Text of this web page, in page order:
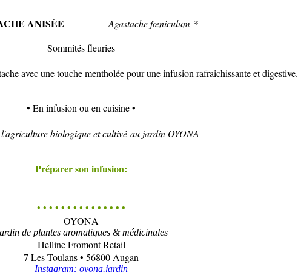
ANISÉE
Agastache fœniculum *
Sommités fleuries
avec une touche mentholée pour une infusion rafraichissante et digestive.
• En infusion ou en cuisine •
l'agriculture biologique et cultivé au jardin OYONA
Préparer son infusion:
• • • • • • • • • • • • • • •
OYONA
de plantes aromatiques & médicinales
Helline Fromont Retail
7 Les Toulans • 56800 Augan
Instagram: oyona.jardin